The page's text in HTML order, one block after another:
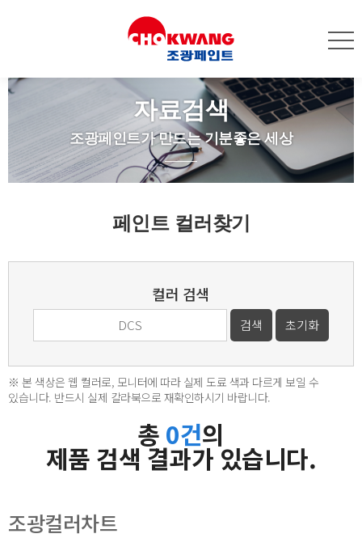
자료검색
조광페인트가 만드는 기분좋은 세상
페인트 컬러찾기
컬러 검색
※ 본 색상은 웹 컬러로, 모니터에 따라 실제 도료 색과 다르게 보일 수
있습니다. 반드시 실제 칼라북으로 재확인하시기 바랍니다.
총 0건의
제품 검색 결과가 있습니다.
조광컬러차트